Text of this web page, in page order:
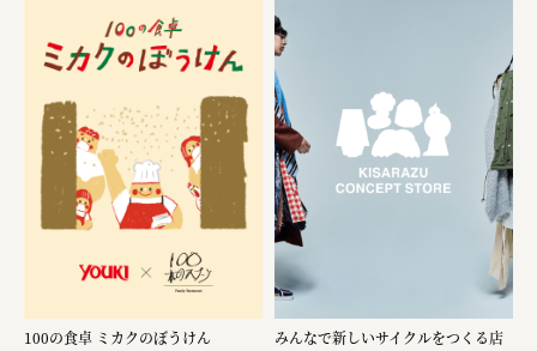
100の食卓 ミカクのぼうけん みんなで新しいサイクルをつくる店